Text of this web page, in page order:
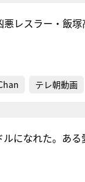
レスラー・飯
テレ朝動画
になれた。あ